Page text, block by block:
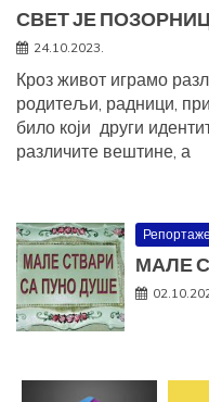
СВЕТ ЈЕ
24.10.2023.
Кроз живот играмо
родитељи, радници,
било који други
различите вештине, а
Репортаже
МАЛЕ